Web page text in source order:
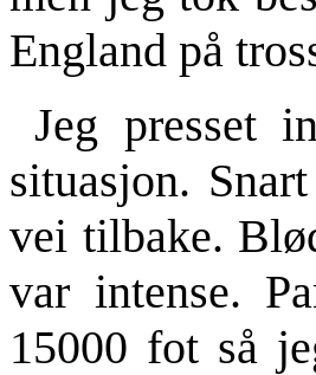
England på
Jeg presset
situasjon.
vei tilbake.
var intense.
15000 fot så